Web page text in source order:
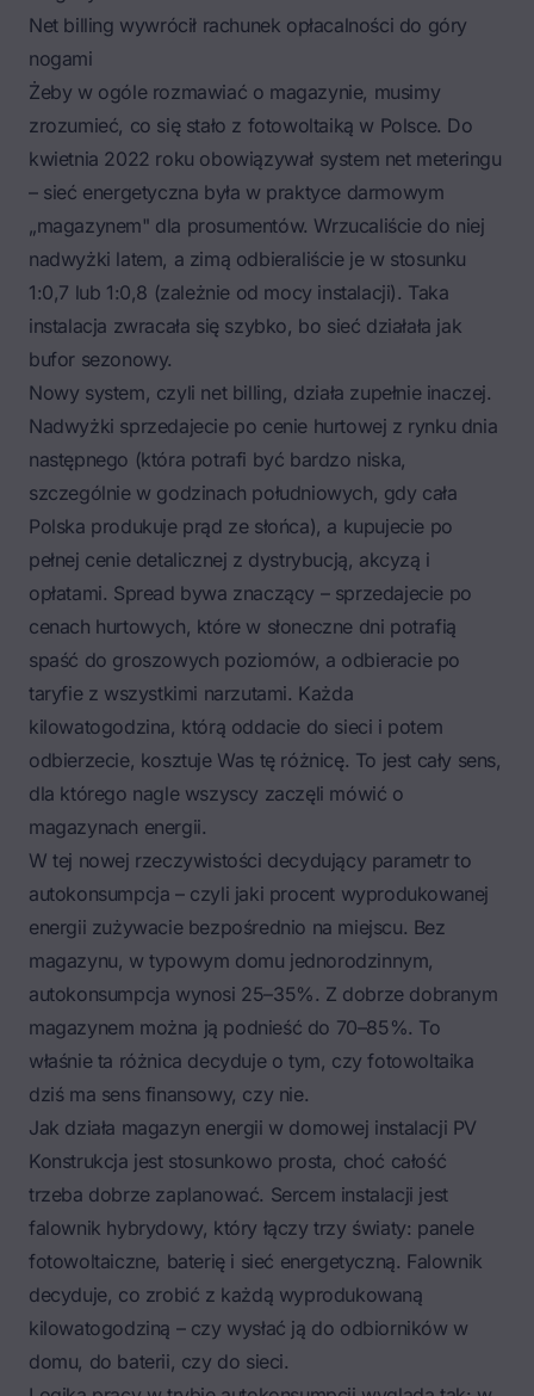
Net billing wywrócił rachunek opłacalności do góry
nogami
Żeby w ogóle rozmawiać o magazynie, musimy
zrozumieć, co się stało z fotowoltaiką w Polsce. Do
kwietnia 2022 roku obowiązywał system net meteringu
– sieć energetyczna była w praktyce darmowym
„magazynem" dla prosumentów. Wrzucaliście do niej
nadwyżki latem, a zimą odbieraliście je w stosunku
1:0,7 lub 1:0,8 (zależnie od mocy instalacji). Taka
instalacja zwracała się szybko, bo sieć działała jak
bufor sezonowy.
Nowy system, czyli net billing, działa zupełnie inaczej.
Nadwyżki sprzedajecie po cenie hurtowej z rynku dnia
następnego (która potrafi być bardzo niska,
szczególnie w godzinach południowych, gdy cała
Polska produkuje prąd ze słońca), a kupujecie po
pełnej cenie detalicznej z dystrybucją, akcyzą i
opłatami. Spread bywa znaczący – sprzedajecie po
cenach hurtowych, które w słoneczne dni potrafią
spaść do groszowych poziomów, a odbieracie po
taryfie z wszystkimi narzutami. Każda
kilowatogodzina, którą oddacie do sieci i potem
odbierzecie, kosztuje Was tę różnicę. To jest cały sens,
dla którego nagle wszyscy zaczęli mówić o
magazynach energii.
W tej nowej rzeczywistości decydujący parametr to
autokonsumpcja – czyli jaki procent wyprodukowanej
energii zużywacie bezpośrednio na miejscu. Bez
magazynu, w typowym domu jednorodzinnym,
autokonsumpcja wynosi 25–35%. Z dobrze dobranym
magazynem można ją podnieść do 70–85%. To
właśnie ta różnica decyduje o tym, czy fotowoltaika
dziś ma sens finansowy, czy nie.
Jak działa magazyn energii w domowej instalacji PV
Konstrukcja jest stosunkowo prosta, choć całość
trzeba dobrze zaplanować. Sercem instalacji jest
falownik hybrydowy, który łączy trzy światy: panele
fotowoltaiczne, baterię i sieć energetyczną. Falownik
decyduje, co zrobić z każdą wyprodukowaną
kilowatogodziną – czy wysłać ją do odbiorników w
domu, do baterii, czy do sieci.